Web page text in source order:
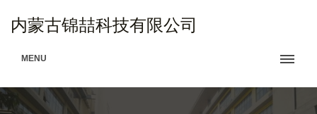
内蒙古锦喆科技有限公司
MENU